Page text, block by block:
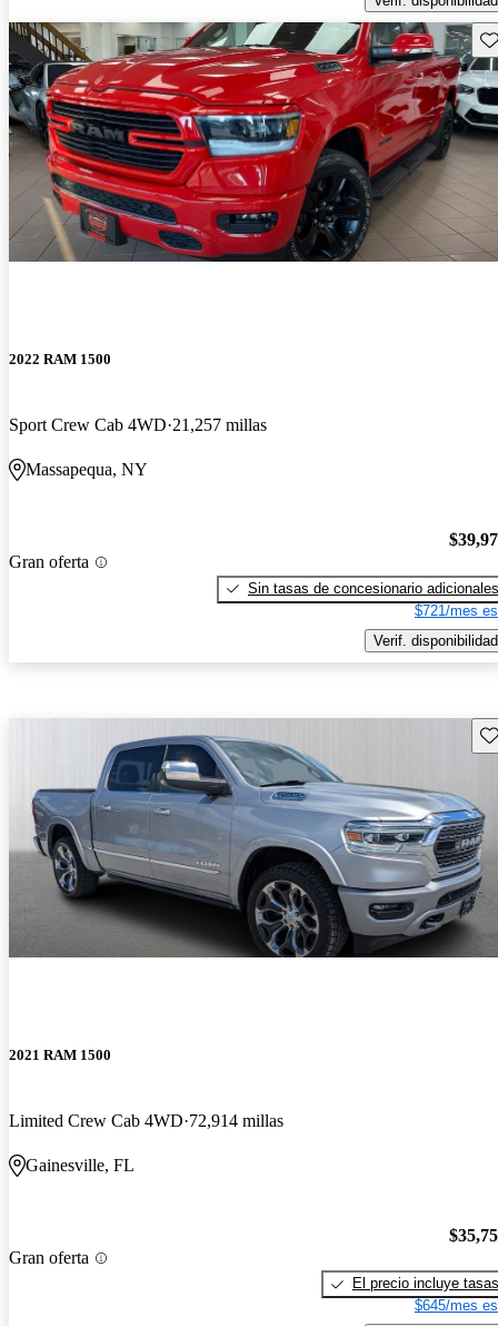
2022 RAM 1500
Sport Crew Cab 4WD 21,257 millas
Massapequa, NY
Gran oferta
Sin tasas de concesionario adicionales
$721/mes
Verif. disponibilidad
2021 RAM 1500
Limited Crew Cab 4WD 72,914 millas
Gainesville, FL
Gran oferta
El precio incluye tasas
$645/mes